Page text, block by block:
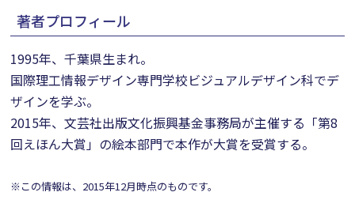
著者プロフィール
1995年、千葉県生まれ。
国際理工情報デザイン専門学校ビジュアルデザイン科でデ
ザインを学ぶ。
2015年、文芸社出版文化振興基金事務局が主催する「第8
回えほん大賞」の絵本部門で本作が大賞を受賞する。
※この情報は、2015年12月時点のものです。